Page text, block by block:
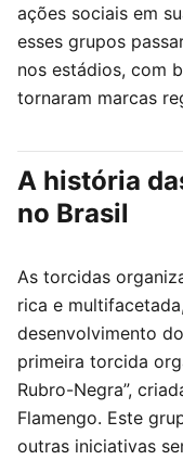
ações sociais em
esses grupos
nos estádios, com
tornaram marcas
A história
no Brasil
As torcidas
rica e
desenvolvimento
primeira torcida
Rubro-Negra”,
Flamengo. Este
outras iniciativas